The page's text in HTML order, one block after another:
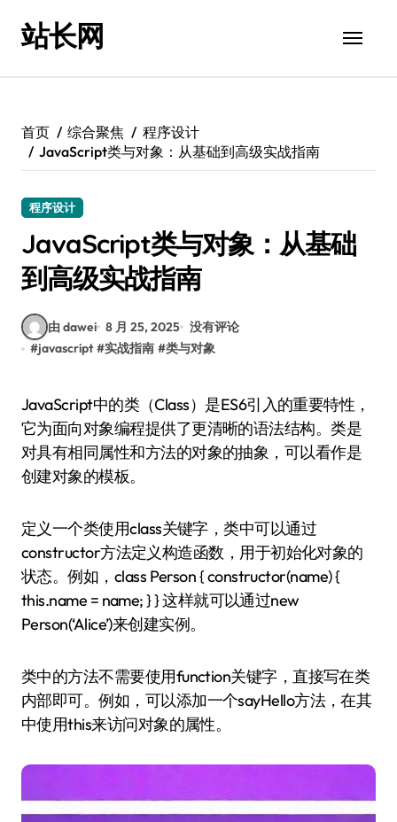
站长网
首页 综合聚焦
程序设计
JavaScript类与对象：从基础到高级实战指南
程序设计
JavaScript类与对象：从基础
到高级实战指南
由 dawei 8 月 25, 2025 没有评论
#javascript #实战指南 #类与对象
JavaScript中的类（Class）是ES6引入的重要特性，
它为面向对象编程提供了更清晰的语法结构。类是
对具有相同属性和方法的对象的抽象，可以看作是
创建对象的模板。
定义一个类使用class关键字，类中可以通过
constructor方法定义构造函数，用于初始化对象的
状态。例如，class Person { constructor(name) {
this.name = name; } } 这样就可以通过new
Person(‘Alice’)来创建实例。
类中的方法不需要使用function关键字，直接写在类
内部即可。例如，可以添加一个sayHello方法，在其
中使用this来访问对象的属性。